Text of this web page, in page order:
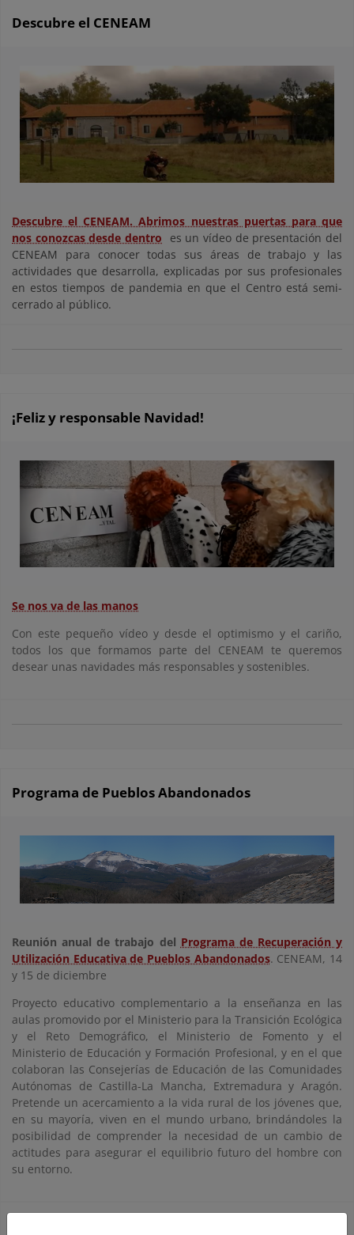
Descubre el CENEAM
Descubre el CENEAM. Abrimos nuestras puertas para que
nos conozcas desde dentro
es un vídeo de presentación del
CENEAM para conocer todas sus áreas de trabajo y las
actividades que desarrolla, explicadas por sus profesionales
en estos tiempos de pandemia en que el Centro está semi-
cerrado al público.
¡Feliz y responsable Navidad!
Se nos va de las manos
Con este pequeño vídeo y desde el optimismo y el cariño,
todos los que formamos parte del CENEAM te queremos
desear unas navidades más responsables y sostenibles.
Programa de Pueblos Abandonados
Reunión anual de trabajo del Programa de Recuperación y
Utilización Educativa de Pueblos Abandonados. CENEAM, 14
y 15 de diciembre
Proyecto educativo complementario a la enseñanza en las
aulas promovido por el Ministerio para la Transición Ecológica
y el Reto Demográfico, el Ministerio de Fomento y el
Ministerio de Educación y Formación Profesional, y en el que
colaboran las Consejerías de Educación de las Comunidades
Autónomas de Castilla-La Mancha, Extremadura y Aragón.
Pretende un acercamiento a la vida rural de los jóvenes que,
en su mayoría, viven en el mundo urbano, brindándoles la
posibilidad de comprender la necesidad de un cambio de
actitudes para asegurar el equilibrio futuro del hombre con
su entorno.